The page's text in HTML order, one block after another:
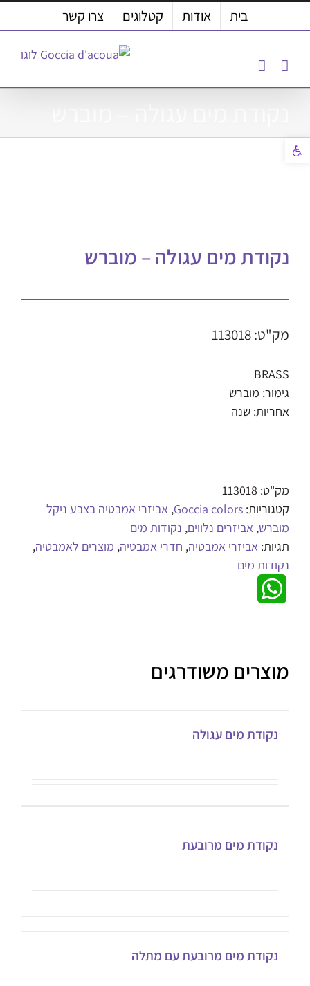
פתח סרגל נגישות
לתוכן
בית אודות קטלוגים צרו קשר
נקודת מים עגולה – מוברש
מק"ט: 113018
BRASS
גימור: מוברש
אחריות: שנה
מק"ט: 113018
קטגוריות: Goccia colors
, אביזרי אמבטיה בצבע ניקל
מוברש, אביזרים נלווים, נקודות מים
תגיות: אביזרי אמבטיה, חדרי אמבטיה, מוצרים לאמבטיה,
נקודות מים
מוצרים משודרגים
נקודת מים עגולה
נקודת מים מרובעת
נקודת מים מרובעת עם מתלה